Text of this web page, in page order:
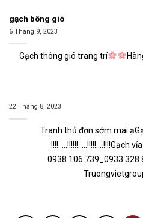
gạch bông gió
6 Tháng 9, 2023
Gạch thông gió trang trí
22 Tháng 8, 2023
Tranh thủ đơn sớm mai
!!!!…..!!!!!!…..!!!!!….!!!!Gạch